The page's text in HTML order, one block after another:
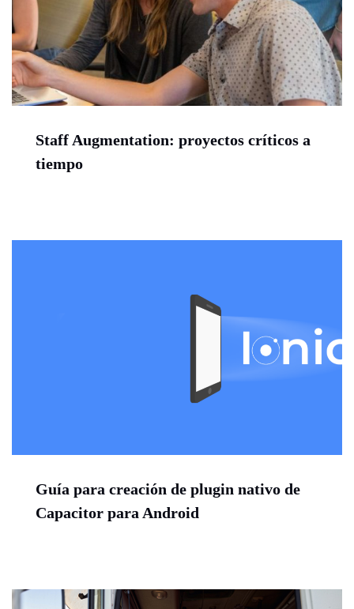
Staff Augmentation: proyectos críticos a
tiempo
Guía para creación de plugin nativo de
Capacitor para Android